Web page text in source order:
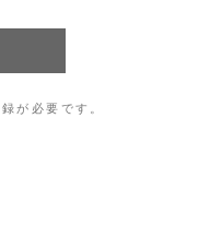
が必要です。